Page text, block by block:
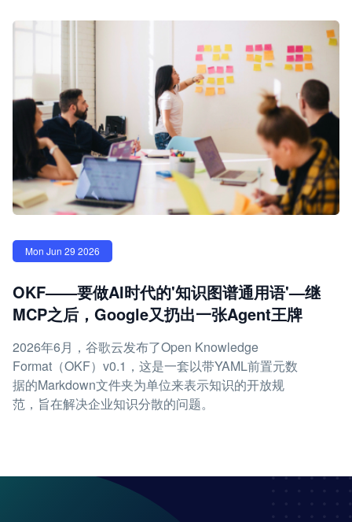
Mon Jun 29 2026
OKF——要做AI时代的'知识图谱通用语'—继
MCP之后，Google又扔出一张Agent王牌
2026年6月，谷歌云发布了Open Knowledge
Format（OKF）v0.1，这是一套以带YAML前置元数
据的Markdown文件夹为单位来表示知识的开放规
范，旨在解决企业知识分散的问题。